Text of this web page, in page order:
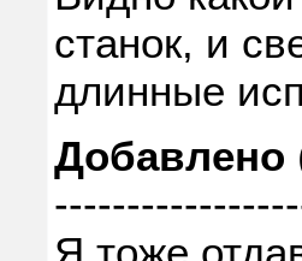
станок, и
длинные
Добавлено